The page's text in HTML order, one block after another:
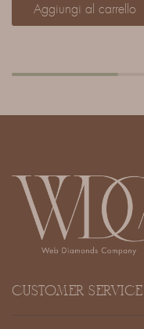
Aggiungi al carrello
CUSTOMER SERVICE